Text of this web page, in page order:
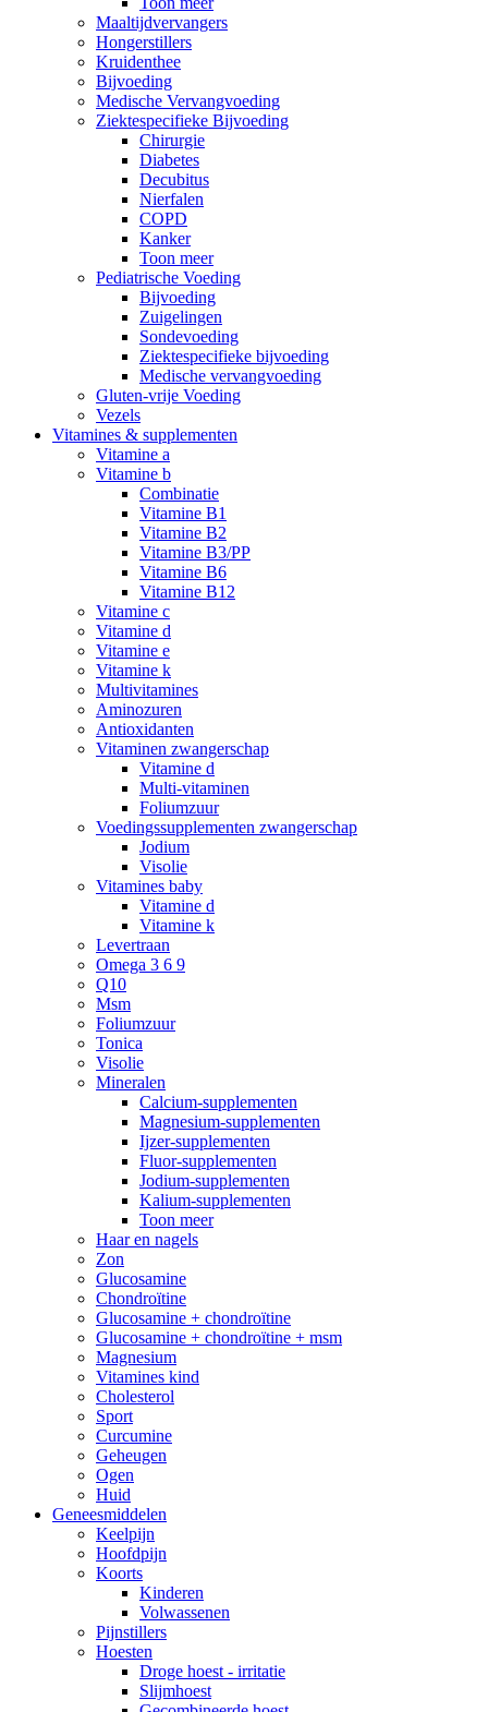
Maaltijdvervangers
Hongerstillers
Kruidenthee
Bijvoeding
Medische Vervangvoeding
Ziektespecifieke Bijvoeding
Chirurgie
Diabetes
Decubitus
Nierfalen
COPD
Kanker
Toon meer
Pediatrische Voeding
Bijvoeding
Zuigelingen
Sondevoeding
Ziektespecifieke bijvoeding
Medische vervangvoeding
Gluten-vrije Voeding
Vezels
Vitamines & supplementen
Vitamine a
Vitamine b
Combinatie
Vitamine B1
Vitamine B2
Vitamine B3/PP
Vitamine B6
Vitamine B12
Vitamine c
Vitamine d
Vitamine e
Vitamine k
Multivitamines
Aminozuren
Antioxidanten
Vitaminen zwangerschap
Vitamine d
Multi-vitaminen
Foliumzuur
Voedingssupplementen zwangerschap
Jodium
Visolie
Vitamines baby
Vitamine d
Vitamine k
Levertraan
Omega 3 6 9
Q10
Msm
Foliumzuur
Tonica
Visolie
Mineralen
Calcium-supplementen
Magnesium-supplementen
Ijzer-supplementen
Fluor-supplementen
Jodium-supplementen
Kalium-supplementen
Toon meer
Haar en nagels
Zon
Glucosamine
Chondroïtine
Glucosamine + chondroïtine
Glucosamine + chondroïtine + msm
Magnesium
Vitamines kind
Cholesterol
Sport
Curcumine
Geheugen
Ogen
Huid
Geneesmiddelen
Keelpijn
Hoofdpijn
Koorts
Kinderen
Volwassenen
Pijnstillers
Hoesten
Droge hoest - irritatie
Slijmhoest